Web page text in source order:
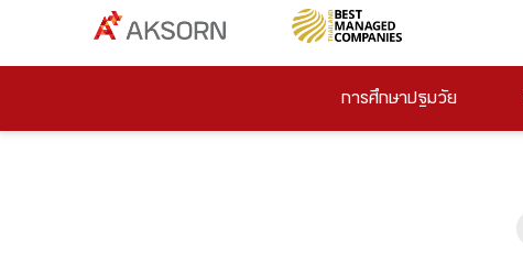
การศึกษาปฐมวัย